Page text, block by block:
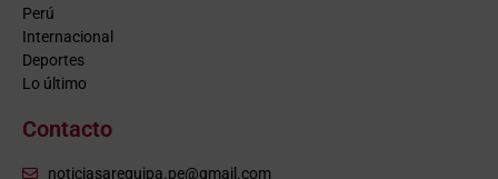
Perú
Internacional
Deportes
Lo último
Contacto
noticiasarequipa.pe@gmail.com